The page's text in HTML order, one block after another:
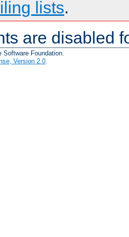
lists.
are disabled
Foundation.
Version 2.0